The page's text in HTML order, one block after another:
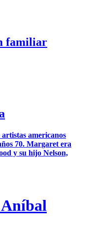
familiar
americanos
70. Margaret era
y su hijo Nelson,